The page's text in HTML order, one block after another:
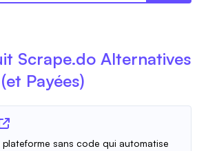
Scrape.do Alternatives
(et Payées)
plateforme sans code qui automatise